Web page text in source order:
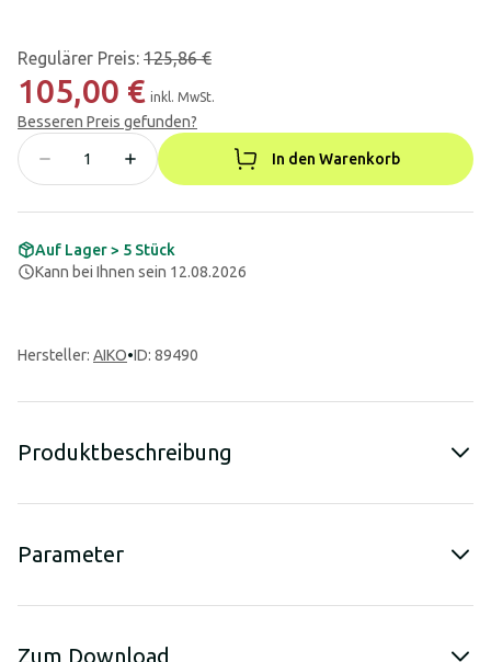
Regulärer Preis: 125,86 €
105,00 € inkl. MwSt.
Besseren Preis gefunden?
In den Warenkorb
Auf Lager > 5 Stück
Kann bei Ihnen sein 12.08.2026
Hersteller: AIKO•ID: 89490
Produktbeschreibung
Parameter
Zum Download